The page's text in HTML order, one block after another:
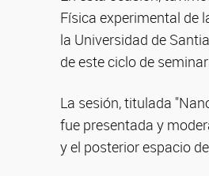
Física experimental de
la Universidad de
de este ciclo de
La sesión, titulada
fue presentada y
y el posterior espacio